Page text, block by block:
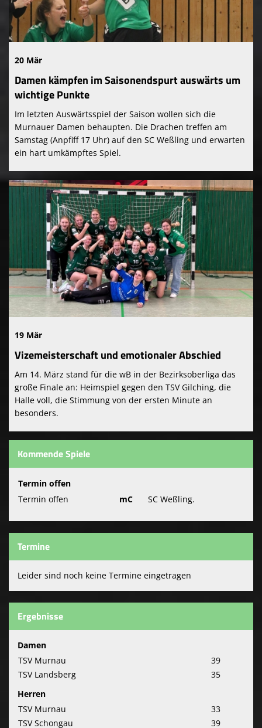
20 Mär
Damen kämpfen im Saisonendspurt auswärts um
wichtige Punkte
Im letzten Auswärtsspiel der Saison wollen sich die
Murnauer Damen behaupten. Die Drachen treffen am
Samstag (Anpfiff 17 Uhr) auf den SC Weßling und erwarten
ein hart umkämpftes Spiel.
19 Mär
Vizemeisterschaft und emotionaler Abschied
Am 14. März stand für die wB in der Bezirksoberliga das
große Finale an: Heimspiel gegen den TSV Gilching, die
Halle voll, die Stimmung von der ersten Minute an
besonders.
Kommende Spiele
Termin offen
Termin offen
mC SC Weßling.
Termine
Leider sind noch keine Termine eingetragen
Ergebnisse
Damen
TSV Murnau
39
TSV Landsberg
35
Herren
TSV Murnau
33
TSV Schongau
39